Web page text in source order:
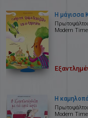
Η μάγισσα
Modern
Η
Modern